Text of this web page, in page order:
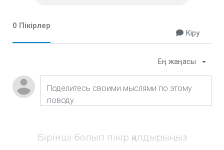
0 Пікірлер
Кіру
Ең жаңасы
Бірінші болып пікір қалдырыңыз